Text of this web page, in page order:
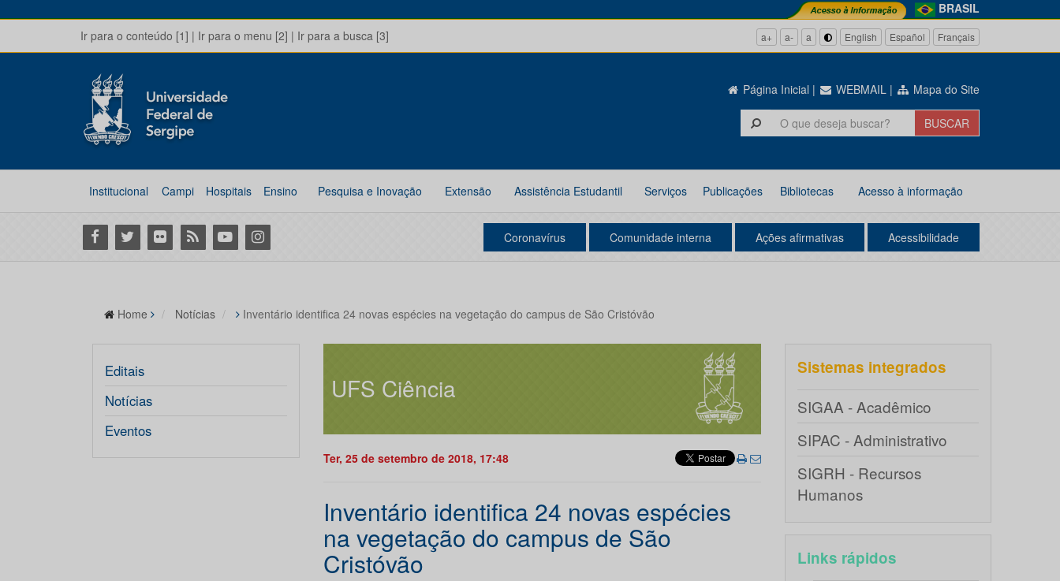
BRASIL
Ir para o conteúdo [1] | Ir para o menu [2] | Ir para a busca [3] a+ a- a English Español Français
Página Inicial | WEBMAIL | Mapa do Site
Institucional Campi Hospitais Ensino Pesquisa e Inovação Extensão Assistência Estudantil Serviços Publicações Bibliotecas Acesso à informação
Facebook
Twitter Flickr RSS YoutubeInstagram Coronavírus Comunidade interna Ações afirmativas Acessibilidade
Home Notícias Inventário identifica 24 novas espécies na vegetação do campus de São Cristóvão
Editais
Notícias
Eventos
UFS Ciência
Ter, 25 de setembro de 2018, 17:48
Inventário identifica 24 novas espécies
na vegetação do campus de São
Cristóvão
Sistemas integrados
SIGAA - Acadêmico
SIPAC - Administrativo
SIGRH - Recursos
Humanos
Links rápidos